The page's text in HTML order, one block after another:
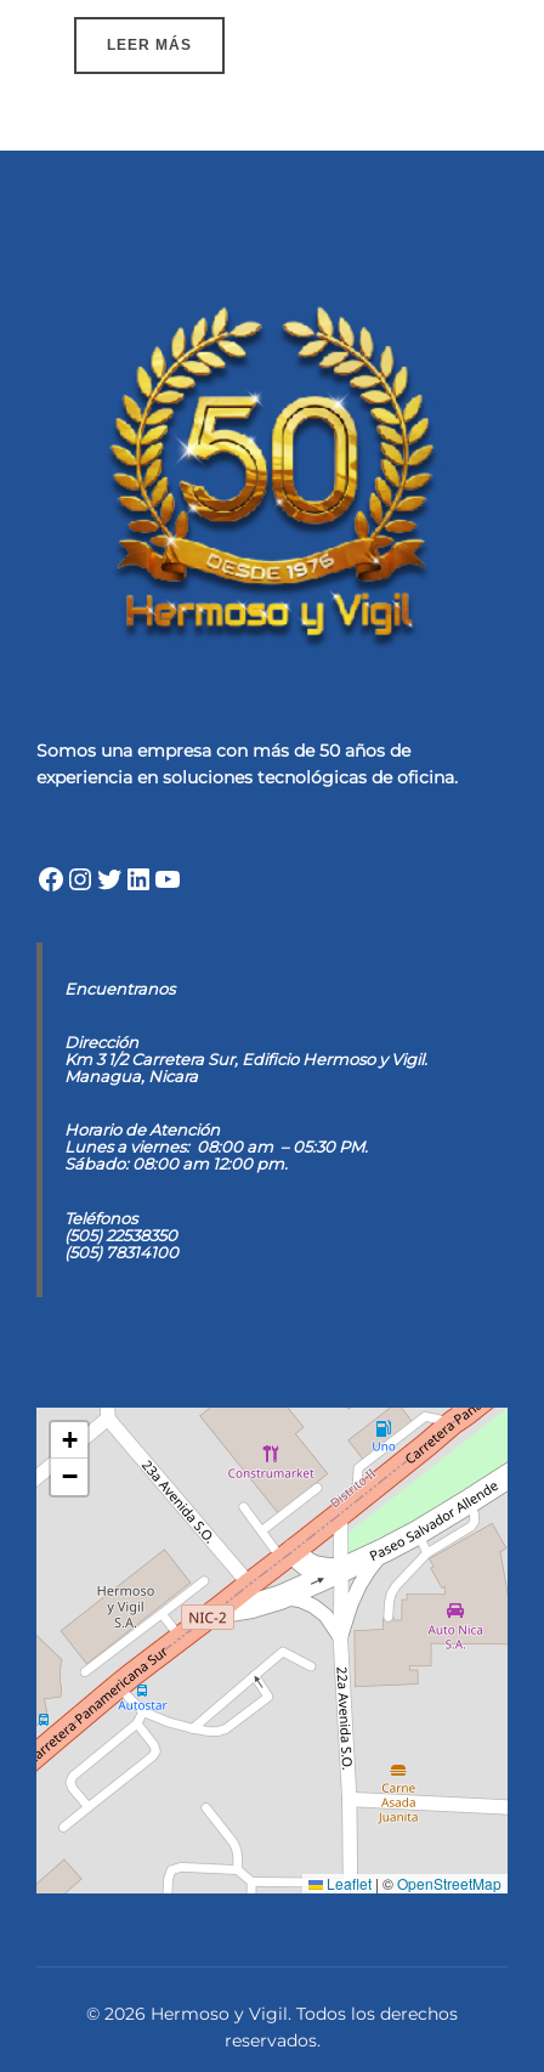
LEER MÁS
Somos una empresa con más de 50 años de
experiencia en soluciones tecnológicas de oficina.
Facebook
Instagram
Twitter
LinkedIn
YouTube
Encuentranos
Dirección
Km 3 1/2 Carretera Sur, Edificio Hermoso y Vigil.
Managua, Nicara
Horario de Atención
Lunes a viernes: 08:00 am – 05:30 PM.
Sábado: 08:00 am 12:00 pm.
Teléfonos
(505) 22538350
(505) 78314100
+
−
Leaflet | ©OpenStreetMap
© 2026 Hermoso y Vigil. Todos los derechos
reservados.